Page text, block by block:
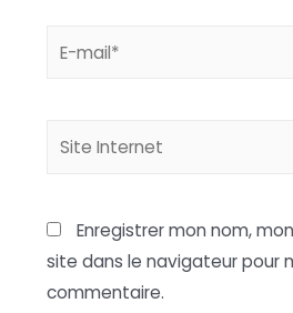
Site
Enregistrer mon nom,
site dans le navigateur pour
commentaire.